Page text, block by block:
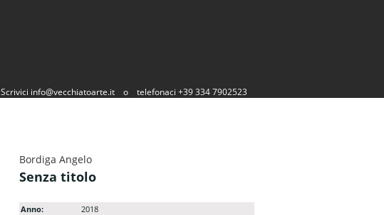
Scrivici info@vecchiatoarte.it o telefonaci +39 334 7902523
Bordiga Angelo
Senza titolo
Anno:
2018